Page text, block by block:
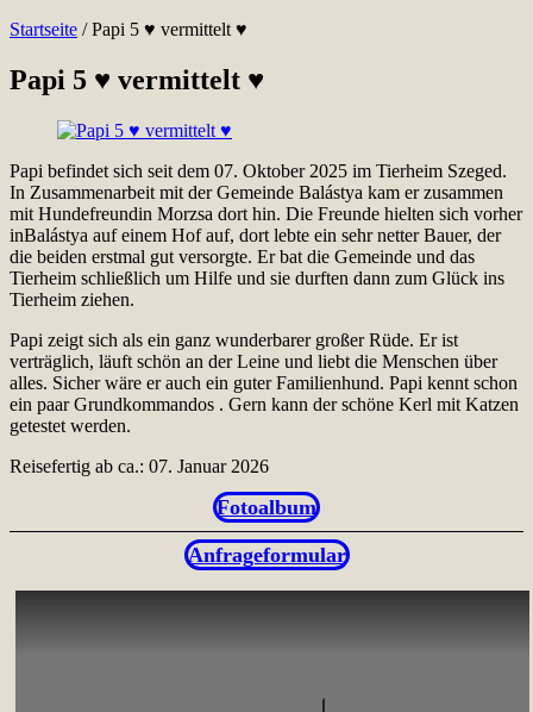
Startseite /Papi 5 ♥ vermittelt ♥
Papi 5 ♥ vermittelt ♥
Papi befindet sich seit dem 07. Oktober 2025 im Tierheim Szeged.
In Zusammenarbeit mit der Gemeinde Balástya kam er zusammen
mit Hundefreundin Morzsa dort hin. Die Freunde hielten sich vorher
inBalástya auf einem Hof auf, dort lebte ein sehr netter Bauer, der
die beiden erstmal gut versorgte. Er bat die Gemeinde und das
Tierheim schließlich um Hilfe und sie durften dann zum Glück ins
Tierheim ziehen.
Papi zeigt sich als ein ganz wunderbarer großer Rüde. Er ist
verträglich, läuft schön an der Leine und liebt die Menschen über
alles. Sicher wäre er auch ein guter Familienhund. Papi kennt schon
ein paar Grundkommandos . Gern kann der schöne Kerl mit Katzen
getestet werden.
Reisefertig ab ca.: 07. Januar 2026
Fotoalbum
Anfrageformular